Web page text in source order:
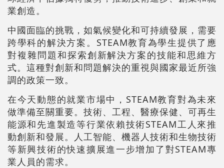
業創造。
中國面臨的挑戰，如氣候變化和可持續發展，需要
跨學科的解決方案。STEAM教育為學生提供了應
對複雜問題和探索創新解決方案的技能和思維方
式。這種對創新和問題解決的重視與國家最近所強
調的政策一致。
在今天動態的就業市場中，STEAM教育對為未來
做準備至關重要。技術、工程、醫療保健、可再生
能源和先進製造等行業依賴技術STEAM工人來推
動創新和發展。人工智能、機器人技術和生物技術
等新興技術的快速擴展進一步增加了對STEAM專
業人員的需求。